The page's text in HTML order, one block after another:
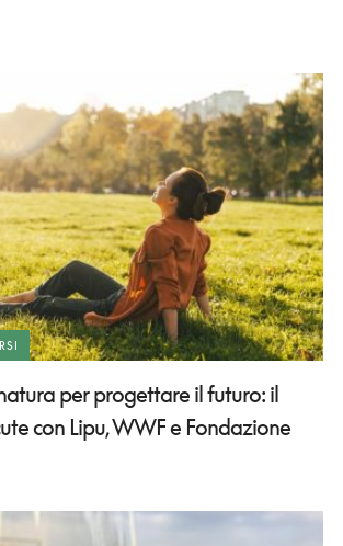
per progettare il futuro: il
con Lipu, WWF e Fondazione